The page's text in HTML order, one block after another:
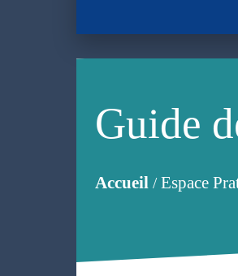
Guide
Accueil/Espace